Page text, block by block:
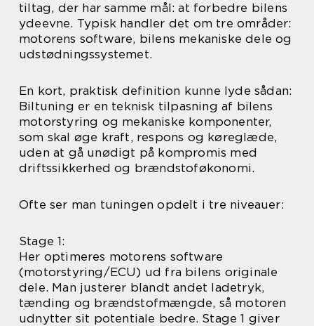
tiltag, der har samme mål: at forbedre bilens
ydeevne. Typisk handler det om tre områder:
motorens software, bilens mekaniske dele og
udstødningssystemet.
En kort, praktisk definition kunne lyde sådan:
Biltuning er en teknisk tilpasning af bilens
motorstyring og mekaniske komponenter,
som skal øge kraft, respons og køreglæde,
uden at gå unødigt på kompromis med
driftssikkerhed og brændstoføkonomi.
Ofte ser man tuningen opdelt i tre niveauer:
Stage 1:
Her optimeres motorens software
(motorstyring/ECU) ud fra bilens originale
dele. Man justerer blandt andet ladetryk,
tænding og brændstofmængde, så motoren
udnytter sit potentiale bedre. Stage 1 giver